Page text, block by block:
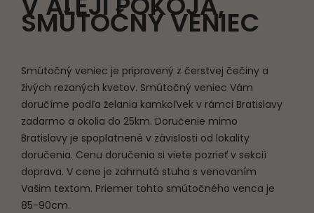
SMÚTOČNÝ VENIEC
Smútočný veniec je pripravený z čerstvej čečiny a
živých rezaných kvetov. Smútočný veniec Vám
doručíme podľa želania kamkoľvek v rámci Bratislavy
zadarmo a okolia do 25km. Doručenie mimo
Bratislavy je spoplatnené v závislosti od lokality
doručenia. Cenu doručenia si viete pozrieť v sekcií
doprava. V cene je zahrnutá stuha s venovaním
Vašim textom. Priemer tohto smútočného venca je
85-90cm.